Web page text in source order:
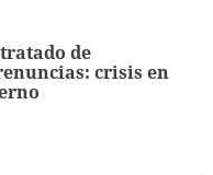
de
crisis en